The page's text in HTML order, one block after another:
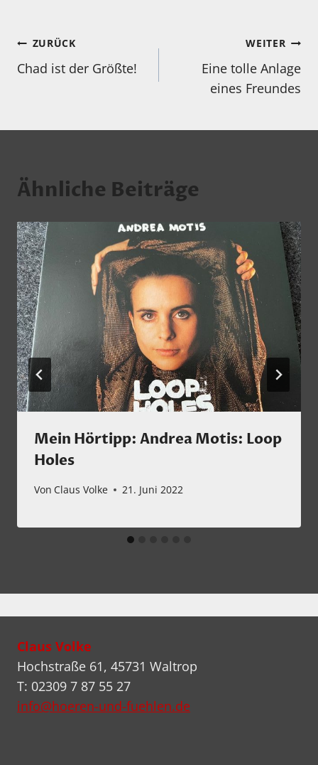
Beitragsnavigation
ZURÜCK
Chad ist der Größte!
WEITER
Eine tolle Anlage
eines Freundes
Ähnliche Beiträge
Mein Hörtipp: Andrea Motis: Loop
Holes
Von Claus Volke 21. Juni 2022
Claus Volke
Hochstraße 61, 45731 Waltrop
T: 02309 7 87 55 27
info@hoeren-und-fuehlen.de